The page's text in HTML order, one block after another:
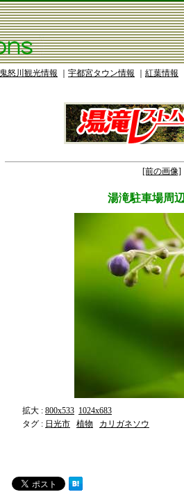
鬼怒川観光情報 宇都宮タウン情報 紅葉情報
[前の画像]
湯滝駐車場周
拡大 : 800x533 1024x683
タグ : 日光市 植物 カリガネソウ